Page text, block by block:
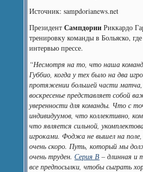
Источник: sampdorianews.net
ПрезидентСампдории Риккардо
тренировку команды в Больяско,
интервью прессе.
“Несмотря на то, что наша
Губбио, когда у тех было на два
протяжении большей части
воскресенье представляет собой
уверенности для команды. Что с
индивидуумов, что коллективно,
что является сильной,
игроками. Фоджа не вышел на
очень скоро. Путь, который мы
очень труден.Серия В – длинная и
все предпосылки, чтобы сыграть